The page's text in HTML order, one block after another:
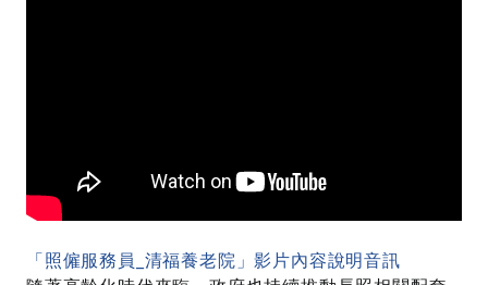
「照僱服務員_清福養老院」影片內容說明音訊